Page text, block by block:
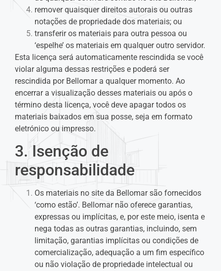
remover quaisquer direitos autorais ou outras
notações de propriedade dos materiais; ou
transferir os materiais para outra pessoa ou
‘espelhe’ os materiais em qualquer outro servidor.
Esta licença será automaticamente rescindida se você
violar alguma dessas restrições e poderá ser
rescindida por Bellomar a qualquer momento. Ao
encerrar a visualização desses materiais ou após o
término desta licença, você deve apagar todos os
materiais baixados em sua posse, seja em formato
eletrónico ou impresso.
3. Isenção de
responsabilidade
Os materiais no site da Bellomar são fornecidos
‘como estão’. Bellomar não oferece garantias,
expressas ou implícitas, e, por este meio, isenta e
nega todas as outras garantias, incluindo, sem
limitação, garantias implícitas ou condições de
comercialização, adequação a um fim específico
ou não violação de propriedade intelectual ou